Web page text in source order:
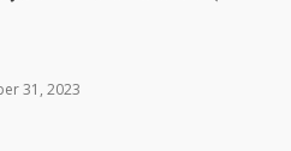
31, 2023